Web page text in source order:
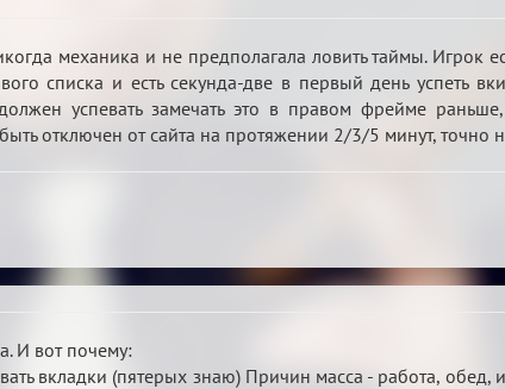
механика и не предполагала ловить таймы. Игрок
списка и есть секунда-две в первый день успеть
успевать замечать это в правом фрейме
отключен от сайта на протяжении 2/3/5 минут, точно
И вот почему:
вкладки (пятерых знаю) Причин масса - работа, обед,